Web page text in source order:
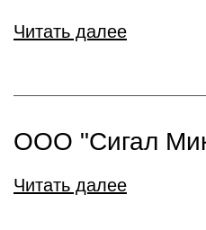
Читать далее
ООО "Сигал
Читать далее